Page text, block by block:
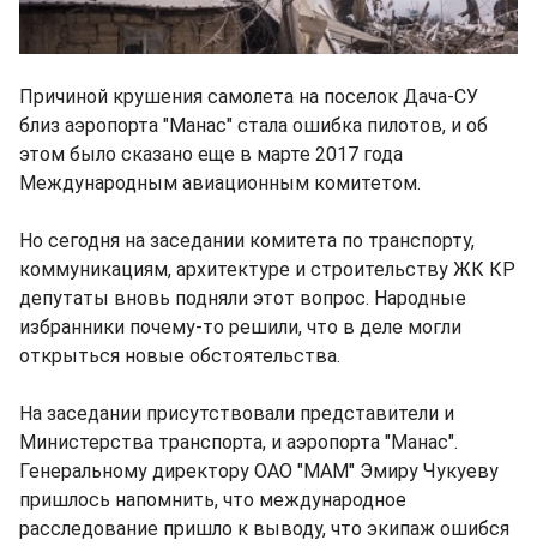
Причиной крушения самолета на поселок Дача-СУ
близ аэропорта "Манас" стала ошибка пилотов, и об
этом было сказано еще в марте 2017 года
Международным авиационным комитетом.
Но сегодня на заседании комитета по транспорту,
коммуникациям, архитектуре и строительству ЖК КР
депутаты вновь подняли этот вопрос. Народные
избранники почему-то решили, что в деле могли
открыться новые обстоятельства.
На заседании присутствовали представители и
Министерства транспорта, и аэропорта "Манас".
Генеральному директору ОАО "МАМ" Эмиру Чукуеву
пришлось напомнить, что международное
расследование пришло к выводу, что экипаж ошибся